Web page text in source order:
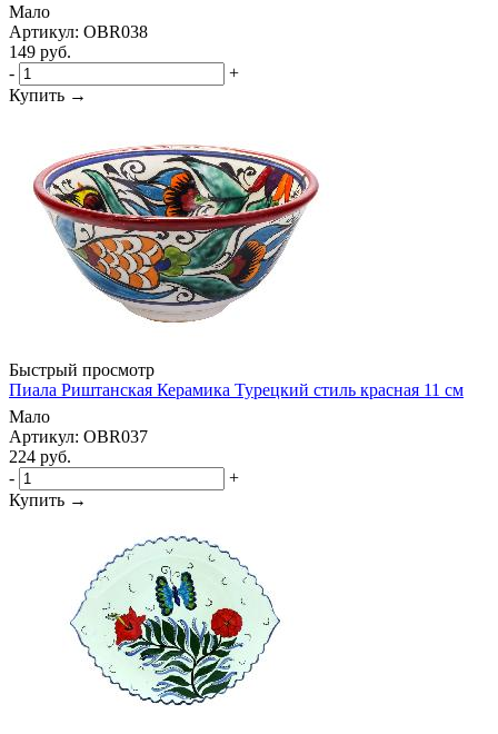
Мало
Артикул: OBR038
149 руб.
-
+
Купить →
Быстрый просмотр
Пиала Риштанская Керамика Турецкий стиль красная 11 см
Мало
Артикул: OBR037
224 руб.
-
+
Купить →